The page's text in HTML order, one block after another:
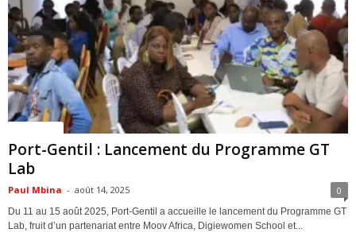
Port-Gentil : Lancement du Programme GT
Lab
Paul Mbina - août 14, 2025 0
Du 11 au 15 août 2025, Port-Gentil a accueille le lancement du Programme GT
Lab, fruit d’un partenariat entre Moov Africa, Digiewomen School et...